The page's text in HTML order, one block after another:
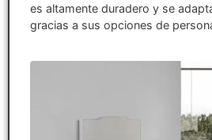
es altamente duradero y se
gracias a sus opciones de